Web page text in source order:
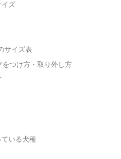
イズ
サイズ表
をつけ方・取り外し方
いる犬種